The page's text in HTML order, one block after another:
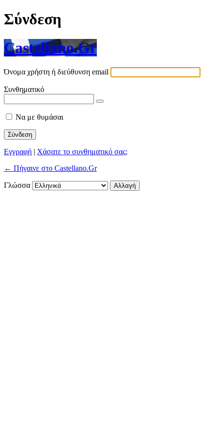
Σύνδεση
Castellano.Gr
Όνομα χρήστη ή διεύθυνση email
Συνθηματικό
Να με θυμάσαι
Εγγραφή | Χάσατε το συνθηματικό σας;
← Πήγαινε στο Castellano.Gr
Γλώσσα